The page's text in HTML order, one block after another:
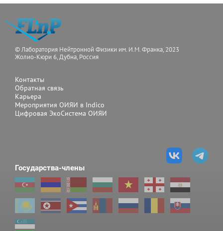
© Лаборатория Нейтронной Физики им. И.М. Франка, 2023
Жолио-Кюри 6, Дубна, Россия
Контакты
Обратная связь
Карьера
Мероприятия ОИЯИ в Indico
Цифровая ЭкоСистема ОИЯИ
Государства-члены